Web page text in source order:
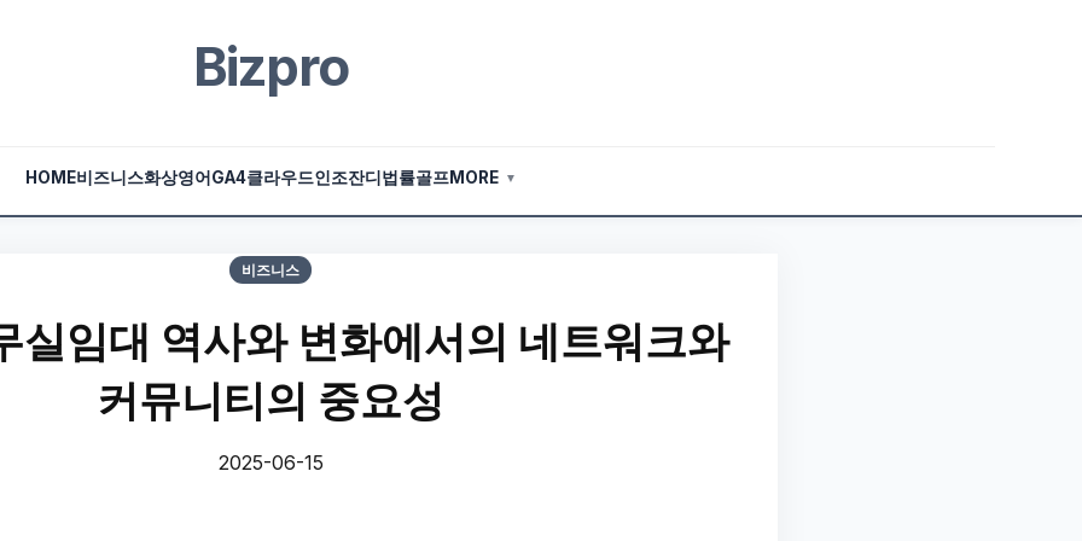
Bizpro
HOME비즈니스화상영어 GA4클라우드인조잔디 법률골프MORE ▼
비즈니스
실임대 역사와 변화에서의 네트워크와
커뮤니티의 중요성
2025-06-15